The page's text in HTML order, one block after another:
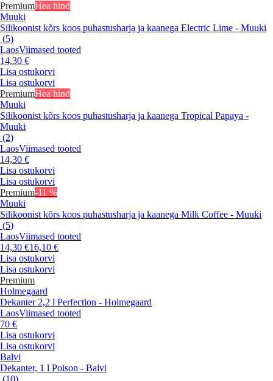
PremiumHea hind
Muuki
Silikoonist kõrs koos puhastusharja ja kaanega Electric Lime - Muuki
(5)
LaosViimased tooted
14,30 €
Lisa ostukorvi
Lisa ostukorvi
PremiumHea hind
Muuki
Silikoonist kõrs koos puhastusharja ja kaanega Tropical Papaya -
Muuki
(2)
LaosViimased tooted
14,30 €
Lisa ostukorvi
Lisa ostukorvi
Premium-11 %
Muuki
Silikoonist kõrs koos puhastusharja ja kaanega Milk Coffee - Muuki
(5)
LaosViimased tooted
14,30 €16,10 €
Lisa ostukorvi
Lisa ostukorvi
Premium
Holmegaard
Dekanter 2,2 l Perfection - Holmegaard
LaosViimased tooted
70 €
Lisa ostukorvi
Lisa ostukorvi
Balvi
Dekanter, 1 l Poison - Balvi